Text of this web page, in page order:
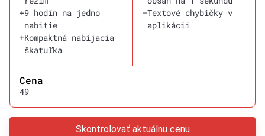
+9 hodín na jedno
nabitie
+Kompaktná nabíjacia
škatuľka
–Textové chybičky v
aplikácii
Cena
49
Skontrolovať aktuálnu cenu